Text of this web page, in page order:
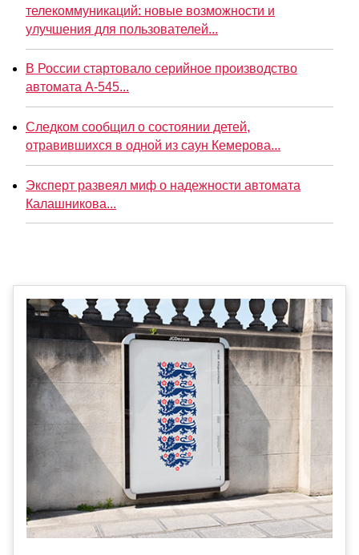
телекоммуникаций: новые возможности и
улучшения для пользователей...
В России стартовало серийное производство
автомата А-545...
Следком сообщил о состоянии детей,
отравившихся в одной из саун Кемерова...
Эксперт развеял миф о надежности автомата
Калашникова...